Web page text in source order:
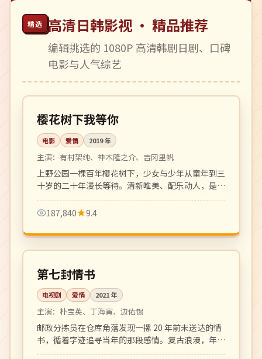
精选 高清日韩影视 · 精品推荐
编辑挑选的 1080P 高清韩剧日剧、口碑
电影与人气综艺
日本
高分
樱花树下我等你
电影 爱情 2019年
主演： 有村架纯、神木隆之介、吉冈里帆
上野公园一棵百年樱花树下，少女与少年从童年到三
十岁的二十年漫长等待。清新唯美、配乐动人，是治
愈系青春爱情代表作。
187,840
9.4
韩国
完结 全 16 集
第七封情书
电视剧 爱情 2021年
主演： 朴宝英、丁海寅、边佑锡
邮政分拣员在仓库角落发现一摞 20 年前未送达的情
书，循着字迹追寻当年的那段感情。复古浪漫，年代
质感细腻。